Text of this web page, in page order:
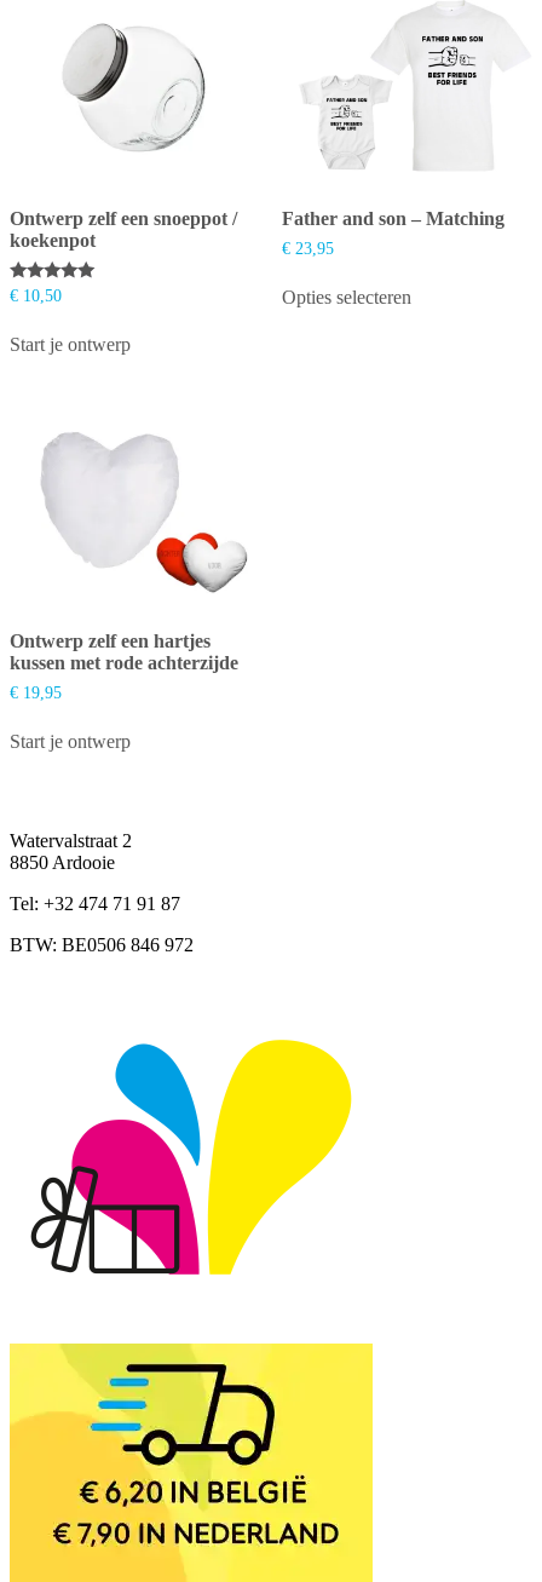
Ontwerp zelf een snoeppot /
koekenpot
Gewaardeerd
€ 10,50
Start je ontwerp
Father and son – Matching
€23,95
Opties selecteren
Ontwerp zelf een hartjes
kussen met rode achterzijde
€ 19,95
Start je ontwerp
Watervalstraat 2
8850 Ardooie
Tel: +32 474 71 91 87
BTW: BE0506 846 972